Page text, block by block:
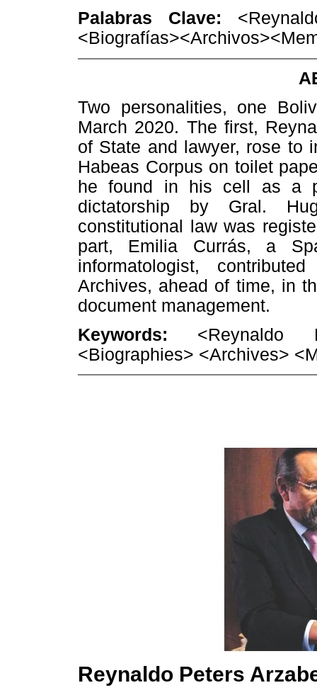
Palabras Clave:
Two personalities, one
March 2020. The first,
of State and lawyer, rose to
Habeas Corpus on toilet
he found in his cell as a
dictatorship by Gral.
constitutional law was
part, Emilia Currás, a
informatologist,
Archives, ahead of time, in
document management.
Keywords: <Reynaldo
<Biographies> <Archives>
Reynaldo Peters